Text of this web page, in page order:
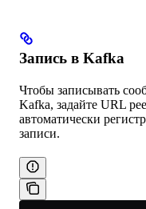
Запись в Kafka
Чтобы записывать
Kafka, задайте URL
автоматически
записи.